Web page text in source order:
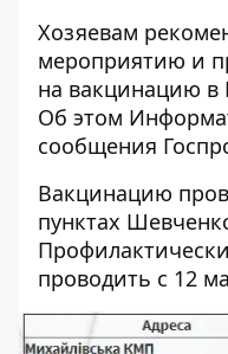
Хозяевам
мероприятию и
на вакцинацию
Об этом
сообщения
Вакцинацию
пунктах
проводить с 12